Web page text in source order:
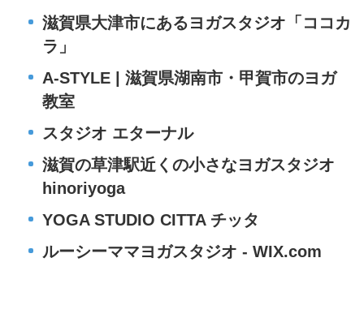
滋賀県大津市にあるヨガスタジオ「ココカ
ラ」
A-STYLE | 滋賀県湖南市・甲賀市のヨガ
教室
スタジオ エターナル
滋賀の草津駅近くの小さなヨガスタジオ
hinoriyoga
YOGA STUDIO CITTA チッタ
ルーシーママヨガスタジオ - WIX.com